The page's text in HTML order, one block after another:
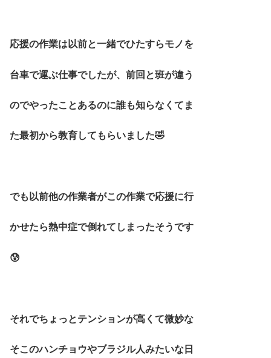
応援の作業は以前と一緒でひたすらモノを
台車で運ぶ仕事でしたが、前回と班が違う
のでやったことあるのに誰も知らなくてま
た最初から教育してもらいました🤣
でも以前他の作業者がこの作業で応援に行
かせたら熱中症で倒れてしまったそうです
😰
それでちょっとテンションが高くて微妙な
そこのハンチョウやブラジル人みたいな日